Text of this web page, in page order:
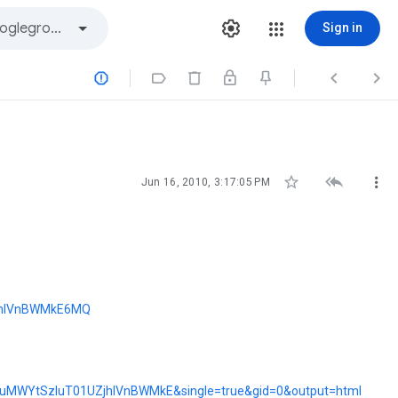
Sign in
   
Jun 16, 2010, 3:17:05 PM   